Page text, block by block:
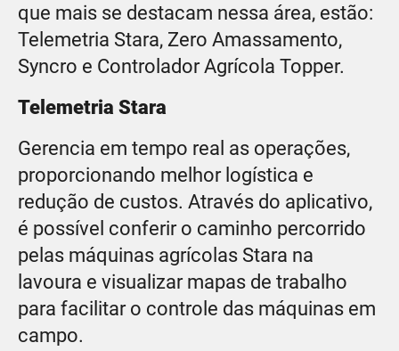
que mais se destacam nessa área, estão:
Telemetria Stara, Zero Amassamento,
Syncro e Controlador Agrícola Topper.
Telemetria Stara
Gerencia em tempo real as operações,
proporcionando melhor logística e
redução de custos. Através do aplicativo,
é possível conferir o caminho percorrido
pelas máquinas agrícolas Stara na
lavoura e visualizar mapas de trabalho
para facilitar o controle das máquinas em
campo.